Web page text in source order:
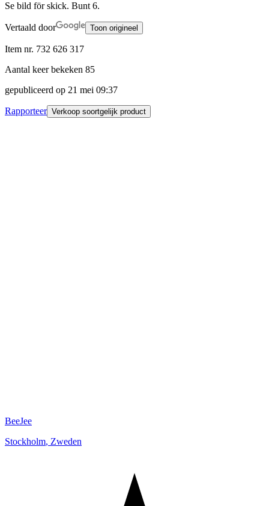
Se bild för skick. Bunt 6.
Vertaald door Toon origineel
Item nr. 732 626 317
Aantal keer bekeken 85
gepubliceerd op 21 mei 09:37
Rapporteer Verkoop soortgelijk product
BeeJee
Stockholm, Zweden